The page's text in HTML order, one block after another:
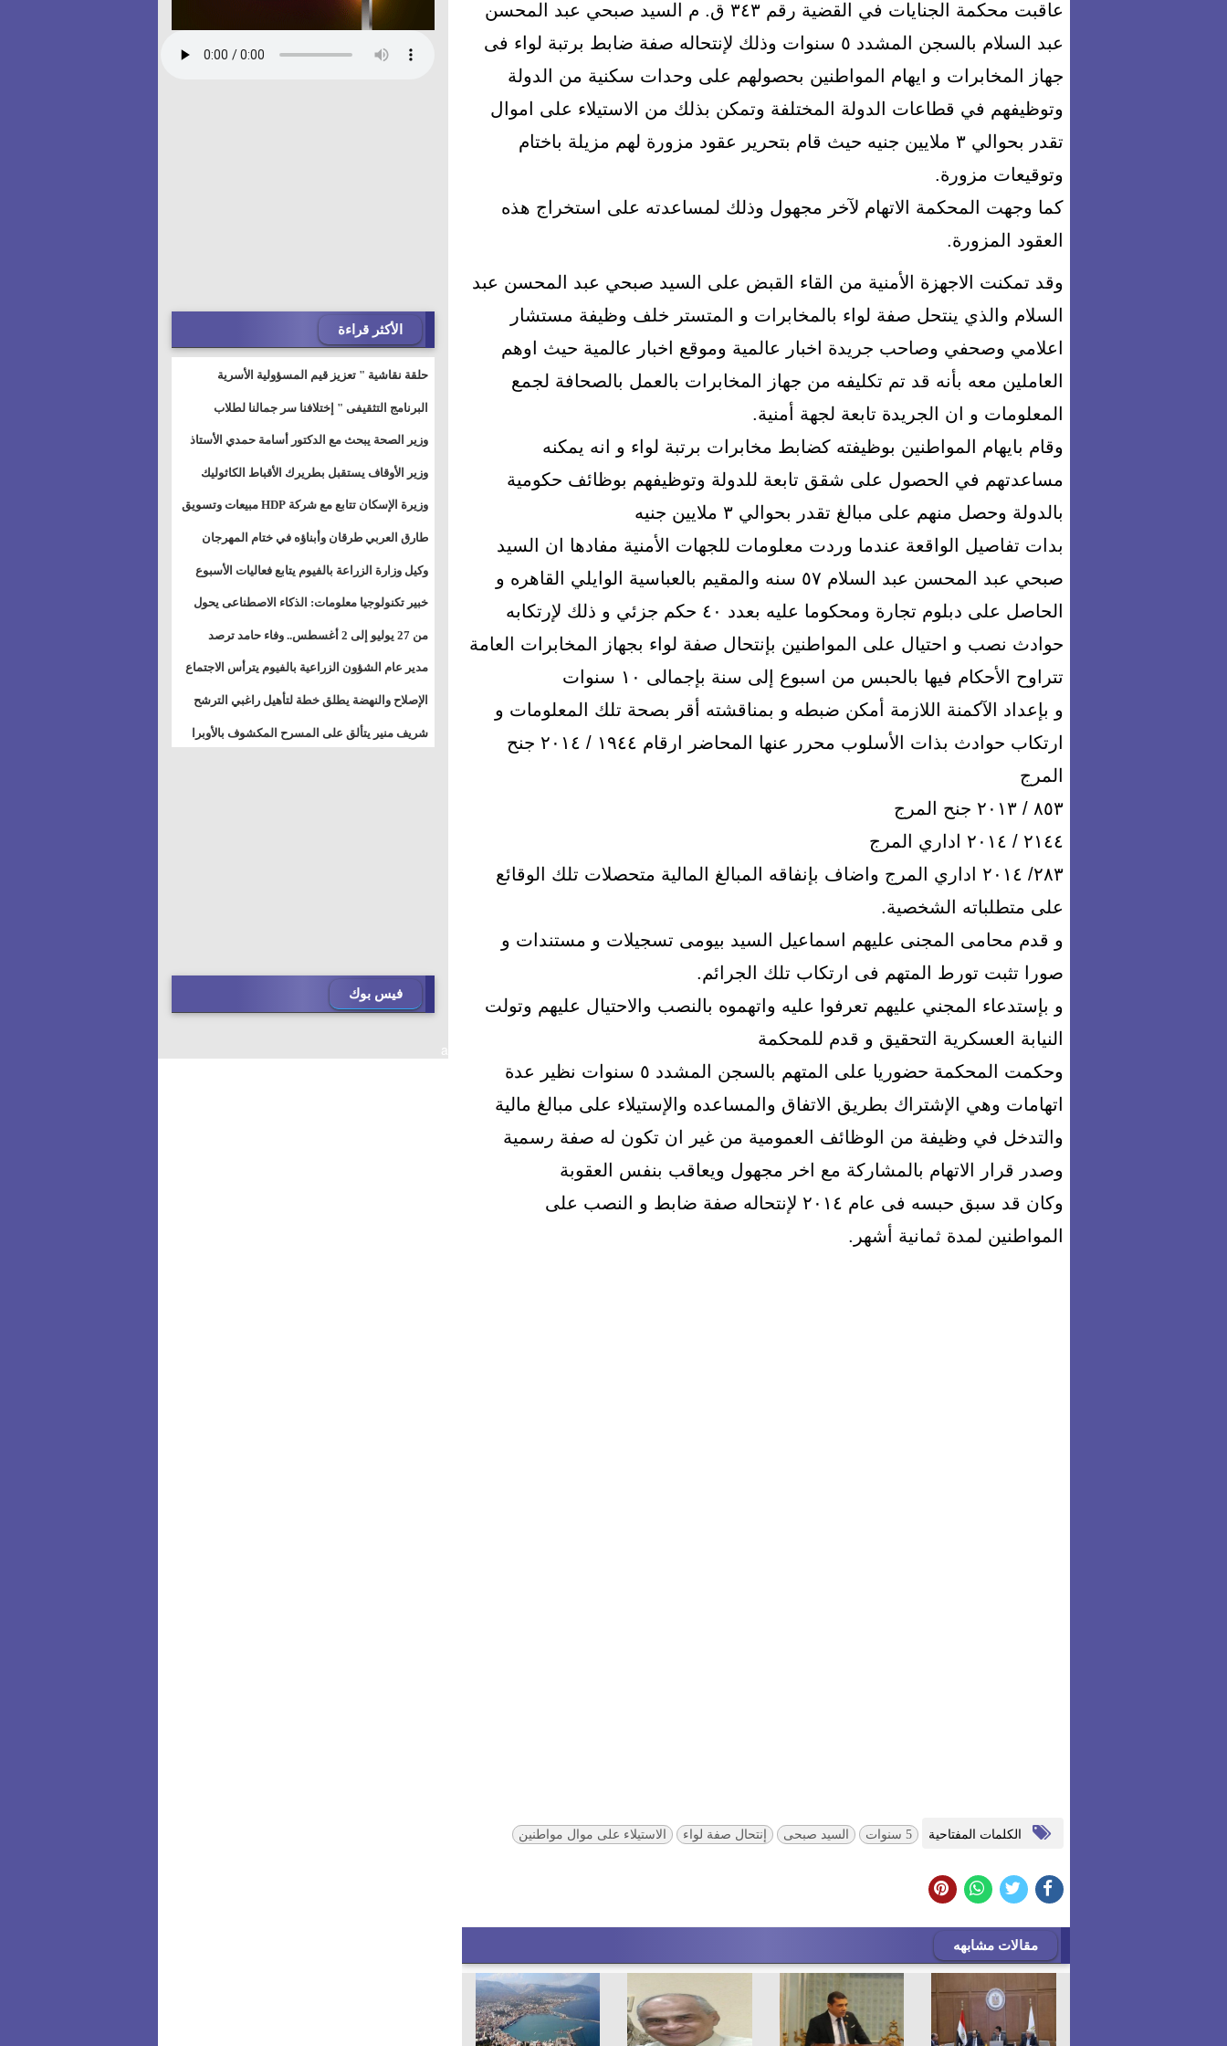
عاقبت محكمة الجنايات في القضية رقم ٣٤٣ ق. م السيد صبحي عبد المحسن
عبد السلام بالسجن المشدد ٥ سنوات وذلك لإنتحاله صفة ضابط برتبة لواء فى
جهاز المخابرات و ايهام المواطنين بحصولهم على وحدات سكنية من الدولة
وتوظيفهم في قطاعات الدولة المختلفة وتمكن بذلك من الاستيلاء على اموال
تقدر بحوالي ٣ ملايين جنيه حيث قام بتحرير عقود مزورة لهم مزيلة باختام
وتوقيعات مزورة.
كما وجهت المحكمة الاتهام لآخر مجهول وذلك لمساعدته على استخراج هذه
العقود المزورة.
وقد تمكنت الاجهزة الأمنية من القاء القبض على السيد صبحي عبد المحسن عبد
السلام والذي ينتحل صفة لواء بالمخابرات و المتستر خلف وظيفة مستشار
اعلامي وصحفي وصاحب جريدة اخبار عالمية وموقع اخبار عالمية حيث اوهم
العاملين معه بأنه قد تم تكليفه من جهاز المخابرات بالعمل بالصحافة لجمع
المعلومات و ان الجريدة تابعة لجهة أمنية.
وقام بايهام المواطنين بوظيفته كضابط مخابرات برتبة لواء و انه يمكنه
مساعدتهم في الحصول على شقق تابعة للدولة وتوظيفهم بوظائف حكومية
بالدولة وحصل منهم على مبالغ تقدر بحوالي ٣ ملايين جنيه
بدات تفاصيل الواقعة عندما وردت معلومات للجهات الأمنية مفادها ان السيد
صبحي عبد المحسن عبد السلام ٥٧ سنه والمقيم بالعباسية الوايلي القاهره و
الحاصل على دبلوم تجارة ومحكوما عليه بعدد ٤٠ حكم جزئي و ذلك لإرتكابه
حوادث نصب و احتيال على المواطنين بإنتحال صفة لواء بجهاز المخابرات العامة
تتراوح الأحكام فيها بالحبس من اسبوع إلى سنة بإجمالى ١٠ سنوات
و بإعداد الآكمنة اللازمة أمكن ضبطه و بمناقشته أقر بصحة تلك المعلومات و
ارتكاب حوادث بذات الأسلوب محرر عنها المحاضر ارقام ١٩٤٤ / ٢٠١٤ جنح
المرج
٨٥٣ / ٢٠١٣ جنح المرج
٢١٤٤ / ٢٠١٤ اداري المرج
٢٨٣/ ٢٠١٤ اداري المرج واضاف بإنفاقه المبالغ المالية متحصلات تلك الوقائع
على متطلباته الشخصية.
و قدم محامى المجنى عليهم اسماعيل السيد بيومى تسجيلات و مستندات و
صورا تثبت تورط المتهم فى ارتكاب تلك الجرائم.
و بإستدعاء المجني عليهم تعرفوا عليه واتهموه بالنصب والاحتيال عليهم وتولت
النيابة العسكرية التحقيق و قدم للمحكمة
وحكمت المحكمة حضوريا على المتهم بالسجن المشدد ٥ سنوات نظير عدة
اتهامات وهي الإشتراك بطريق الاتفاق والمساعده والإستيلاء على مبالغ مالية
والتدخل في وظيفة من الوظائف العمومية من غير ان تكون له صفة رسمية
وصدر قرار الاتهام بالمشاركة مع اخر مجهول ويعاقب بنفس العقوبة
وكان قد سبق حبسه فى عام ٢٠١٤ لإنتحاله صفة ضابط و النصب على
المواطنين لمدة ثمانية أشهر.
الكلمات المفتاحية 5 سنوات السيد صبحى إنتحال صفة لواء الاستيلاء على موال مواطنين
مقالات مشابهه
الأكثر قراءة
حلقة نقاشية " تعزيز قيم المسؤولية الأسرية
البرنامج التثقيفى " إختلافنا سر جمالنا لطلاب
وطالبات ذوى الهمهم" بمدارس التربية الخاصة
وزير الصحة يبحث مع الدكتور أسامة حمدي الأستاذ
بجامعة هارفارد توسيع برامج التوعية بمرض السكري
وزير الأوقاف يستقبل بطريرك الأقباط الكاثوليك
وزيرة الإسكان تتابع مع شركة HDP مبيعات وتسويق
مشروعات المدن الجديدة
طارق العربي طرقان وأبناؤه في ختام المهرجان
الصيفي للموسيقى والغناء بالمسرح المكشوف
وكيل وزارة الزراعة بالفيوم يتابع فعاليات الأسبوع
خبير تكنولوجيا معلومات: الذكاء الاصطناعى يحول
المستخدم إلى سلعة فى اقتصاد الانتباه
من 27 يوليو إلى 2 أغسطس.. وفاء حامد ترصد
تأثيرات أقوى الاتصالات الفلكية على الأبراج
مدير عام الشؤون الزراعية بالفيوم يترأس الاجتماع
الدوري لمتابعة الحصر الحيازي الجديدة
الإصلاح والنهضة يطلق خطة لتأهيل راغبي الترشح
للمجالس الشعبية المحلية ويستعرض خطط أماناته
بالمحافظات
شريف منير يتألق على المسرح المكشوف بالأوبرا
فيس بوك
a